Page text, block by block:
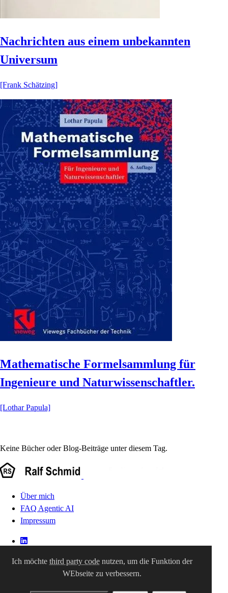
Nachrichten aus einem unbekannten
Universum
[Frank Schätzing]
Mathematische Formelsammlung für
Ingenieure und Naturwissenschaftler.
[Lothar Papula]
Keine Bücher oder Blog-Beiträge unter diesem Tag.
Über mich
FAQ Agentic AI
Impressum
Ich möchte third party codenutzen, um die Funktion der
WEbseite zu verbessern.